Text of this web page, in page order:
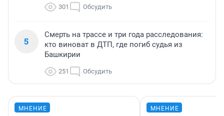
301 Обсудить
5
Смерть на трассе и три года расследования:
кто виноват в ДТП, где погиб судья из
Башкирии
251 Обсудить
МНЕНИЕ МНЕНИЕ